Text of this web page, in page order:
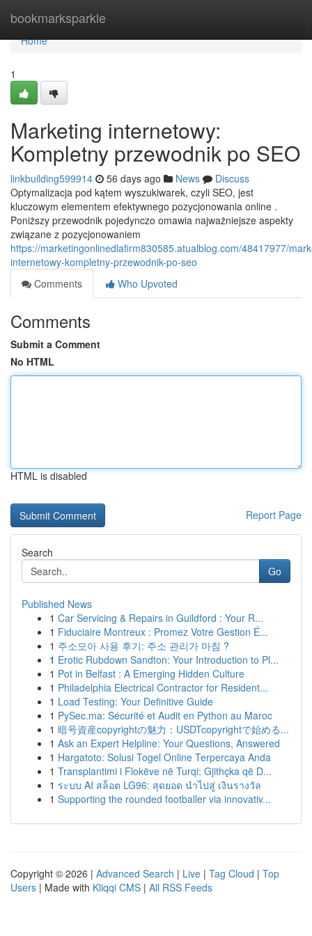
bookmarksparkle
Home
Home
1
Marketing internetowy:
Kompletny przewodnik po SEO
linkbuilding599914 56 days ago News
Discuss
Optymalizacja pod kątem wyszukiwarek, czyli SEO, jest
kluczowym elementem efektywnego pozycjonowania online .
Poniższy przewodnik pojedynczo omawia najważniejsze aspekty
związane z pozycjonowaniem
https://marketingonlinedlafirm830585.atualblog.com/48417977/
internetowy-kompletny-przewodnik-po-seo
Comments
Who Upvoted
Comments
Submit a Comment
No HTML
HTML is disabled
Report Page
Search
Go
Published News
1 Car Servicing & Repairs in Guildford : Your R...
1 Fiduciaire Montreux : Promez Votre Gestion É...
1 주소모아 사용 후기: 주소 관리가 마침 ?
1 Erotic Rubdown Sandton: Your Introduction to Pl...
1 Pot in Belfast : A Emerging Hidden Culture
1 Philadelphia Electrical Contractor for Resident...
1 Load Testing: Your Definitive Guide
1 PySec.ma: Sécurité et Audit en Python au Maroc
1 暗号資産copyrightの魅力：USDTcopyrightで始める...
1 Ask an Expert Helpline: Your Questions, Answered
1 Hargatoto: Solusi Togel Online Terpercaya Anda
1 Transplantimi i Flokëve në Turqi: Gjithçka që D...
1 ระบบ AI สล็อต LG96: สุดยอด นำไปสู่ เงินรางวัล
1 Supporting the rounded footballer via innovativ...
Copyright © 2026 | Advanced Search | Live | Tag Cloud | Top
Users | Made with Kliqqi CMS | All RSS Feeds